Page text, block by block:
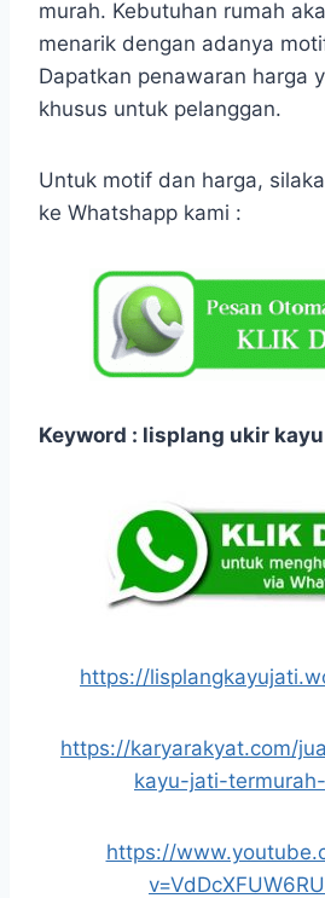
murah. Kebutuhan rumah
menarik dengan adanya
Dapatkan penawaran harga
khusus untuk pelanggan.
Untuk motif dan harga,
ke Whatshapp kami :
Keyword : lisplang ukir
https://
https://karyarakyat.com/
kayu-jati-
https://